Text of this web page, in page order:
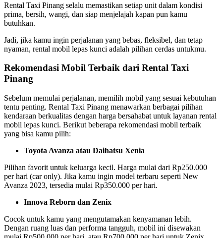
Rental Taxi Pinang selalu memastikan setiap unit dalam kondisi
prima, bersih, wangi, dan siap menjelajah kapan pun kamu
butuhkan.
Jadi, jika kamu ingin perjalanan yang bebas, fleksibel, dan tetap
nyaman, rental mobil lepas kunci adalah pilihan cerdas untukmu.
Rekomendasi Mobil Terbaik dari Rental Taxi
Pinang
Sebelum memulai perjalanan, memilih mobil yang sesuai kebutuhan
tentu penting. Rental Taxi Pinang menawarkan berbagai pilihan
kendaraan berkualitas dengan harga bersahabat untuk layanan rental
mobil lepas kunci. Berikut beberapa rekomendasi mobil terbaik
yang bisa kamu pilih:
Toyota Avanza atau Daihatsu Xenia
Pilihan favorit untuk keluarga kecil. Harga mulai dari Rp250.000
per hari (car only). Jika kamu ingin model terbaru seperti New
Avanza 2023, tersedia mulai Rp350.000 per hari.
Innova Reborn dan Zenix
Cocok untuk kamu yang mengutamakan kenyamanan lebih.
Dengan ruang luas dan performa tangguh, mobil ini disewakan